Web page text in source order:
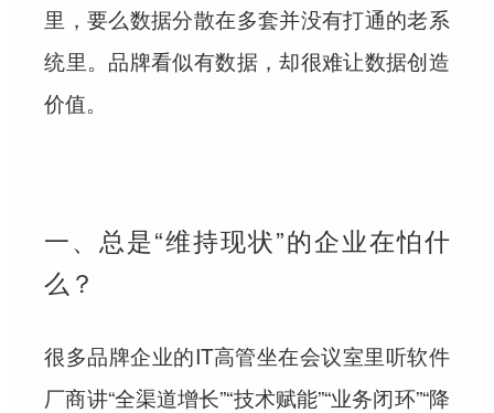
里，要么数据分散在多套并没有打通的老系
统里。品牌看似有数据，却很难让数据创造
价值。
一、总是“维持现状”的企业在怕什
么？
很多品牌企业的IT高管坐在会议室里听软件
厂商讲“全渠道增长”“技术赋能”“业务闭环”“降